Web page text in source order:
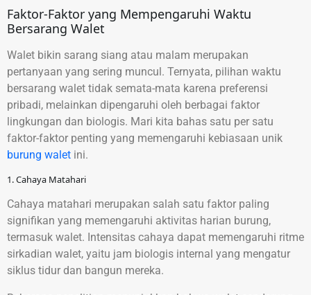
Faktor-Faktor yang Mempengaruhi Waktu
Bersarang Walet
Walet bikin sarang siang atau malam merupakan
pertanyaan yang sering muncul. Ternyata, pilihan waktu
bersarang walet tidak semata-mata karena preferensi
pribadi, melainkan dipengaruhi oleh berbagai faktor
lingkungan dan biologis. Mari kita bahas satu per satu
faktor-faktor penting yang memengaruhi kebiasaan unik
burung walet ini.
1. Cahaya Matahari
Cahaya matahari merupakan salah satu faktor paling
signifikan yang memengaruhi aktivitas harian burung,
termasuk walet. Intensitas cahaya dapat memengaruhi ritme
sirkadian walet, yaitu jam biologis internal yang mengatur
siklus tidur dan bangun mereka.